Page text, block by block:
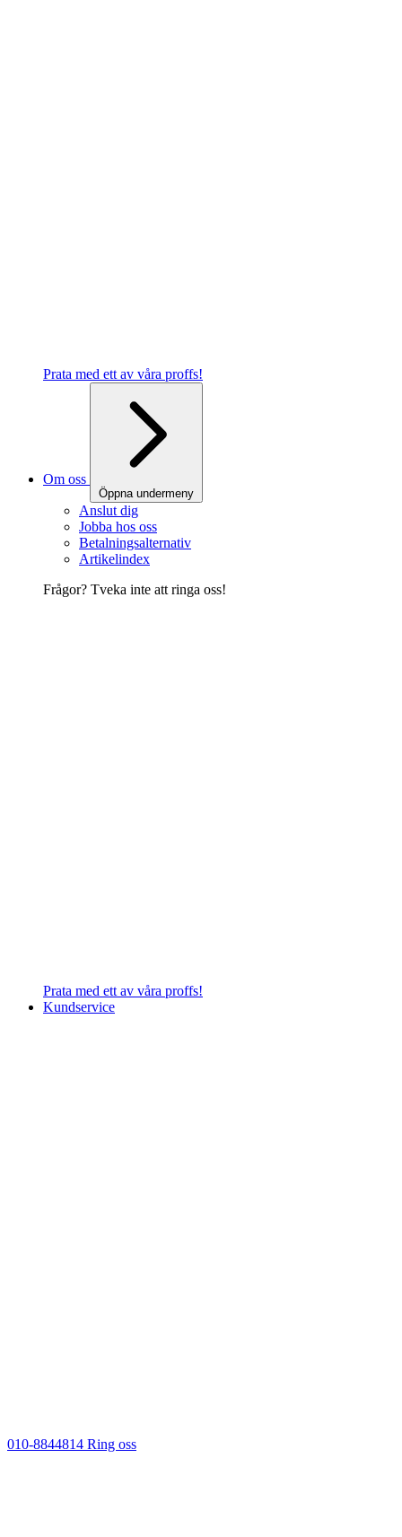
Prata med ett av våra proffs!
Om oss
Öppna undermeny
Anslut dig
Jobba hos oss
Betalningsalternativ
Artikelindex
Frågor? Tveka inte att ringa oss!
Prata med ett av våra proffs!
Kundservice
010-8844814 Ring oss